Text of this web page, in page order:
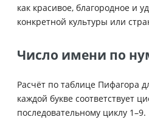
как красивое, благородное и
конкретной культуры или
Число имени по
Расчёт по таблице Пифагора
каждой букве соответствует
последовательному циклу 1–9.